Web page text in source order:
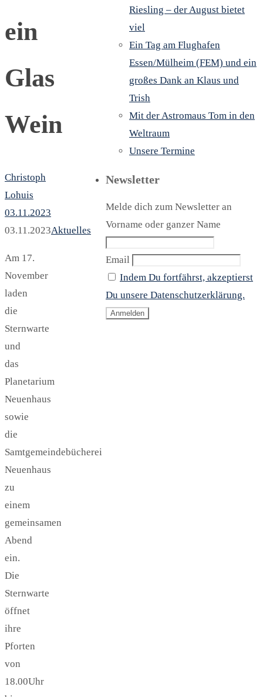
ein
Glas
Wein
Christoph
Lohuis
03.11.2023
03.11.2023Aktuelles
Am 17.
November
laden
die
Sternwarte
und
das
Planetarium
Neuenhaus
sowie
die
Samtgemeindebücherei
Neuenhaus
zu
einem
gemeinsamen
Abend
ein.
Die
Sternwarte
öffnet
ihre
Pforten
von
18.00Uhr
Riesling – der August bietet
viel
Ein Tag am Flughafen
Essen/Mülheim (FEM) und ein
großes Dank an Klaus und
Trish
Mit der Astromaus Tom in den
Weltraum
Unsere Termine
Newsletter
Melde dich zum Newsletter an
Vorname oder ganzer Name
Email
Indem Du fortfährst, akzeptierst
Du unsere Datenschutzerklärung.